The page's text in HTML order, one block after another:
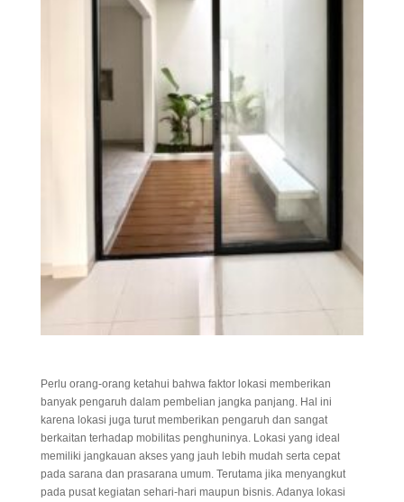
Perlu orang-orang ketahui bahwa faktor lokasi memberikan
banyak pengaruh dalam pembelian jangka panjang. Hal ini
karena lokasi juga turut memberikan pengaruh dan sangat
berkaitan terhadap mobilitas penghuninya. Lokasi yang ideal
memiliki jangkauan akses yang jauh lebih mudah serta cepat
pada sarana dan prasarana umum. Terutama jika menyangkut
pada pusat kegiatan sehari-hari maupun bisnis. Adanya lokasi